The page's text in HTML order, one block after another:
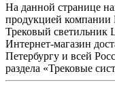
На данной странице
продукцией компании
Трековый светильник
Интернет-магазин
Петербургу и всей
раздела «Трековые